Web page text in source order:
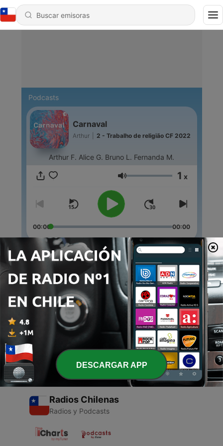
Podcasts
Carnaval
Arthur 2 - Trabalho de religião CF 2022
Arthur F. Alice G. Bruno L. Fernanda M.
Volumen 1 x
00:00 00:00
Episodios
Trabalho de religião CF 2022
11 abr. 2022
1 Carnaval
25 sep. 2020
Radios Chilenas
Radios y Podcasts
DESCARGAR APP